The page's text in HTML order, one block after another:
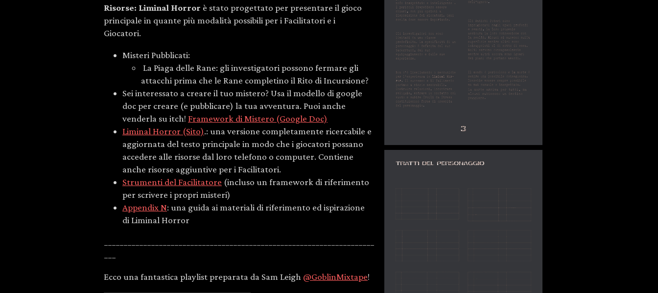
Risorse: Liminal Horror è stato progettato per presentare il gioco
principale in quante più modalità possibili per i Facilitatori e i
Giocatori.
Misteri Pubblicati:
La Piaga delle Rane: gli investigatori possono fermare gli
attacchi prima che le Rane completino il Rito di Incursione?
Sei interessato a creare il tuo mistero? Usa il modello di google
doc per creare (e pubblicare) la tua avventura. Puoi anche
venderla su itch! Framework di Mistero (Google Doc)
Liminal Horror (Sito).: una versione completamente ricercabile e
aggiornata del testo principale in modo che i giocatori possano
accedere alle risorse dal loro telefono o computer. Contiene
anche risorse aggiuntive per i Facilitatori.
Strumenti del Facilitatore (incluso un framework di riferimento
per scrivere i propri misteri)
Appendix N: una guida ai materiali di riferimento ed ispirazione
di Liminal Horror
Ecco una fantastica playlist preparata da Sam Leigh @GoblinMixtape!